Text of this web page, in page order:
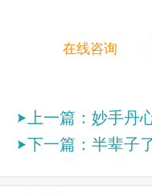
在线咨询
上一篇：妙手丹
下一篇：半辈子了